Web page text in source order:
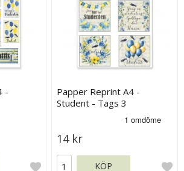
-
Papper Reprint A4 -
Student - Tags 3
14 kr
KÖP